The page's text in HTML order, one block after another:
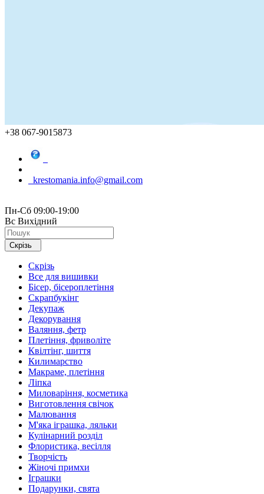
+38 067-9015873
krestomania.info@gmail.com
Пн-Сб 09:00-19:00
Вс Вихідний
Скрізь
Скрізь
Все для вишивки
Бісер, бісероплетіння
Скрапбукінг
Декупаж
Декорування
Валяння, фетр
Плетіння, фриволіте
Квілтінг, шиття
Килимарство
Макраме, плетіння
Ліпка
Миловаріння, косметика
Виготовлення свічок
Малювання
М'яка іграшка, ляльки
Кулінарний розділ
Флористика, весілля
Творчість
Жіночі примхи
Іграшки
Подарунки, свята